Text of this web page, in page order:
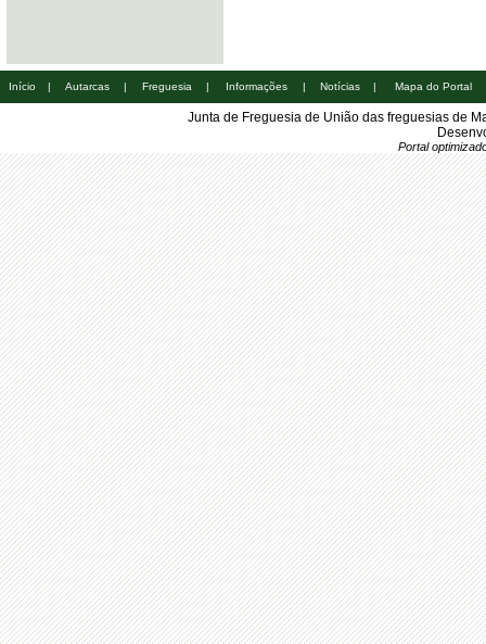
Início | Autarcas | Freguesia | Informações | Notícias | Mapa do Portal
Junta de Freguesia de União das freguesias de
Portal